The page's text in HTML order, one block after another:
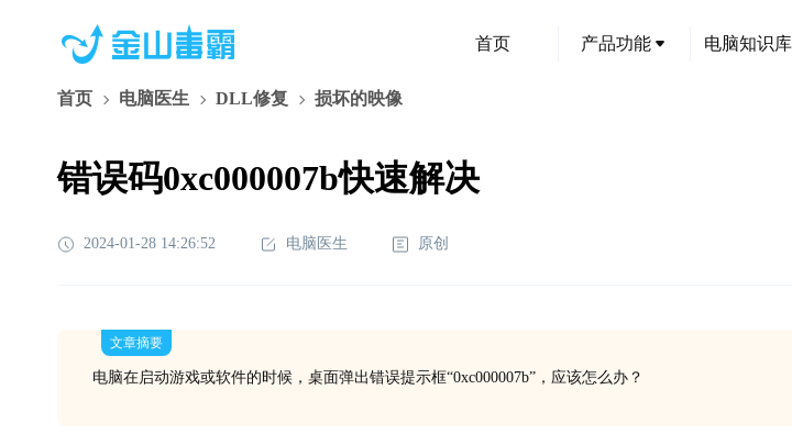
首页 产品功能 电脑知识库
首页 电脑医生 DLL修复 损坏的映像
错误码0xc000007b快速解决
2024-01-28 14:26:52 电脑医生 原创
文章摘要
电脑在启动游戏或软件的时候，桌面弹出错误提示框“0xc000007b”，应该怎么办？